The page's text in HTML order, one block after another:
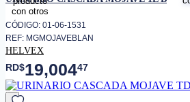
• Grado de calidad “A”
• Espesor grueso en la cerámica
para mayor resistencia Sistema
de sujeción reforzado.
CÓDIGO: 01-06-1531
REF: MGMOJAVEBLAN
HELVEX
RD$19,00447